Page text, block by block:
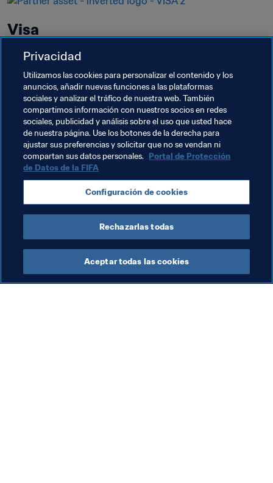
Visa
Visa lleva siendo uno de los socios más
importantes de la FIFA desde 2007 y tiene los
derechos exclusivos en la categoría de producto
"servicios financieros" hasta 2022.
Más información
Última actualización: lunes, 29 de abril de 2024, 15:18
Privacidad
Utilizamos las cookies para personalizar el contenido y los
anuncios, añadir nuevas funciones a las plataformas
sociales y analizar el tráfico de nuestra web. También
compartimos información con nuestros socios en redes
sociales, publicidad y análisis sobre el uso que usted hace
de nuestra página. Use los botones de la derecha para
ajustar sus preferencias y solicitar que no se vendan ni
compartan sus datos personales. Portal de Protección
de Datos de la FIFA
Configuración de cookies
Rechazarlas todas
Aceptar todas las cookies